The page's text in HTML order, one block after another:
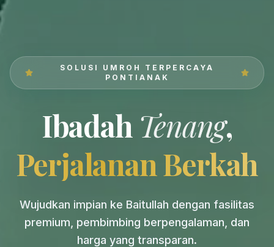
SOLUSI UMROH TERPERCAYA
PONTIANAK
Ibadah Tenang,
Perjalanan Berkah
Wujudkan impian ke Baitullah dengan fasilitas
premium, pembimbing berpengalaman, dan
harga yang transparan.